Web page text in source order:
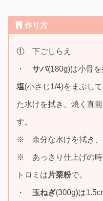
作り方
① 下ごしらえ
・ サバ(180g)は小骨を
塩(小さじ1/4)をまぶし
た水けを拭き、焼く直
す。
※ 余分な水けを拭き、
※ あっさり仕上げの時
トロミは片栗粉で。
・ 玉ねぎ(300g)は